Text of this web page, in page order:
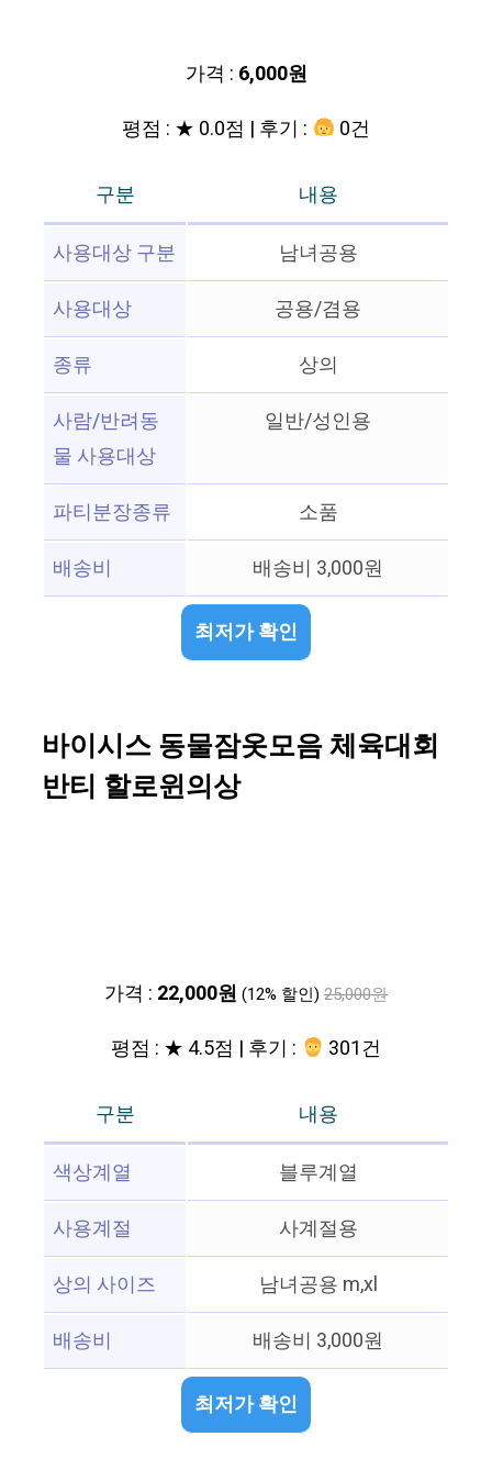
가격 : 6,000원
평점 : ★ 0.0점 | 후기 :
0건
구분
내용
사용대상 구분
남녀공용
사용대상
공용/겸용
종류
상의
사람/반려동
물 사용대상
일반/성인용
파티분장종류
소품
배송비
배송비 3,000원
최저가 확인
바이시스 동물잠옷모음 체육대회
반티 할로윈의상
가격 : 22,000원 (12% 할인) 25,000원
평점 : ★ 4.5점 | 후기 : 301건
구분
내용
색상계열
블루계열
사용계절
사계절용
상의 사이즈
남녀공용 m,xl
배송비
배송비 3,000원
최저가 확인